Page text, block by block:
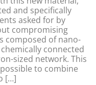
and specifically
asked for by
compromising
composed of nano-
connected
sized network. This
to combine
[…]